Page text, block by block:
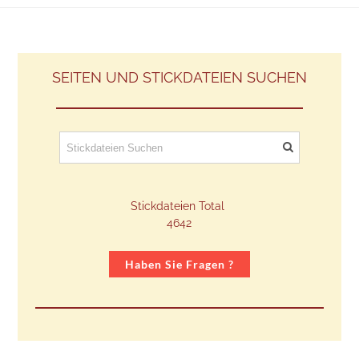
SEITEN UND STICKDATEIEN SUCHEN
Stickdateien Total
​4642
Haben Sie Fragen ?